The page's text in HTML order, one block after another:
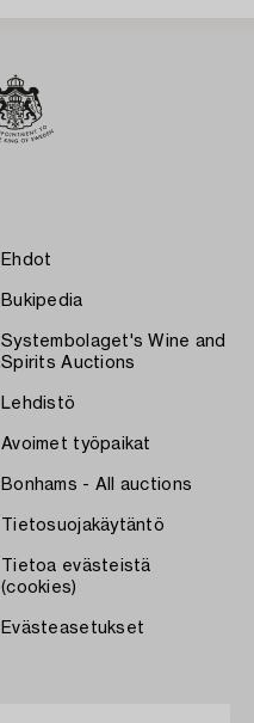
Ehdot
Bukipedia
Systembolaget's Wine and
Spirits Auctions
Lehdistö
Avoimet työpaikat
Bonhams - All auctions
Tietosuojakäytäntö
Tietoa evästeistä
(cookies)
Evästeasetukset